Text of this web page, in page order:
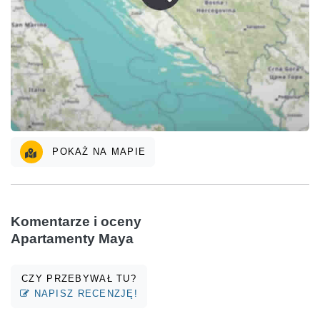
POKAŻ NA MAPIE
Komentarze i oceny
Apartamenty Maya
CZY PRZEBYWAŁ TU?
NAPISZ RECENZJĘ!